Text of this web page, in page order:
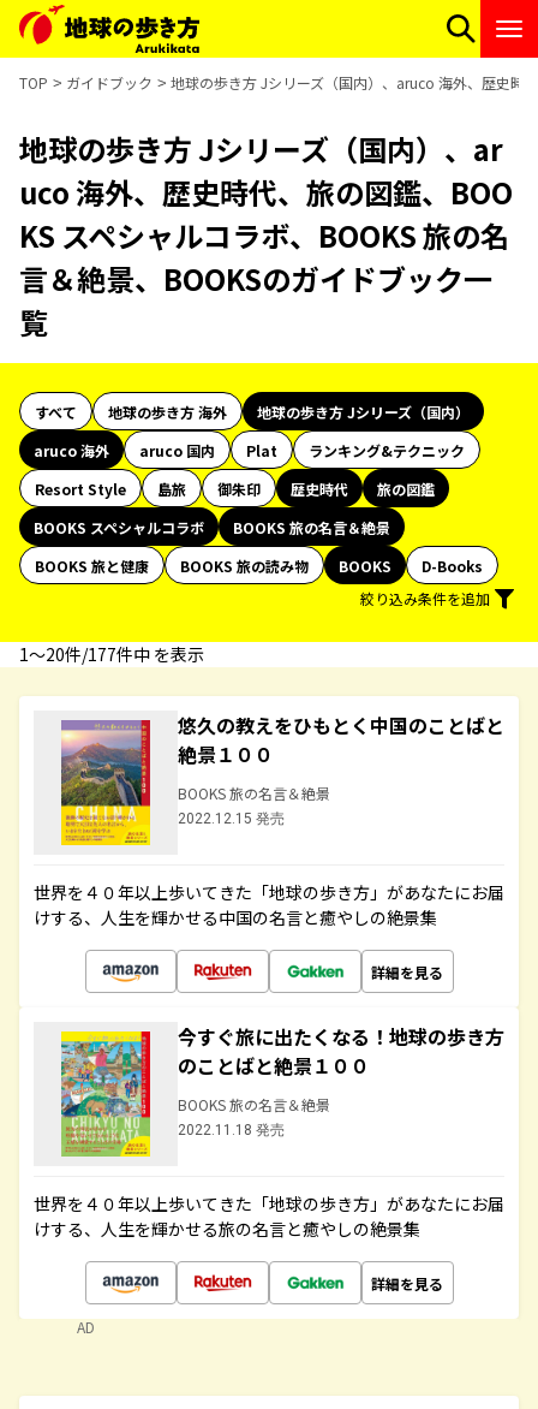
TOP ガイドブック 地球の歩き方 Jシリーズ（国内）、aruco 海外、歴史時
地球の歩き方 Jシリーズ（国内）、ar
uco 海外、歴史時代、旅の図鑑、BOO
KS スペシャルコラボ、BOOKS 旅の名
言＆絶景、BOOKSのガイドブック一
覧
すべて 地球の歩き方 海外
地球の歩き方 Jシリーズ（国内）
aruco 海外
aruco 国内 Plat
ランキング&テクニック
Resort Style
島旅 御朱印 歴史時代
旅の図鑑
BOOKS スペシャルコラボ
BOOKS 旅の名言＆絶景
BOOKS 旅と健康
BOOKS 旅の読み物 BOOKS
D-Books
絞り込み条件を追加
1〜20件/177件中 を表示
悠久の教えをひもとく中国のことばと
絶景１００
BOOKS 旅の名言＆絶景
2022.12.15 発売
世界を４０年以上歩いてきた「地球の歩き方」があなたにお届
けする、人生を輝かせる中国の名言と癒やしの絶景集
詳細を見る
今すぐ旅に出たくなる！地球の歩き方
のことばと絶景１００
BOOKS 旅の名言＆絶景
2022.11.18 発売
世界を４０年以上歩いてきた「地球の歩き方」があなたにお届
けする、人生を輝かせる旅の名言と癒やしの絶景集
詳細を見る
AD